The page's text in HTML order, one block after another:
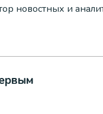
новостных и